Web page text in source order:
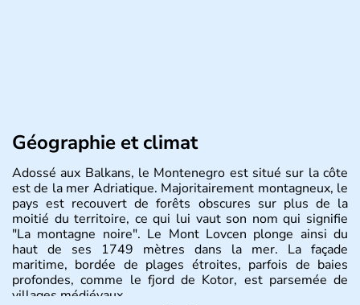
Géographie et climat
Adossé aux Balkans, le Montenegro est situé sur la côte
est de la mer Adriatique. Majoritairement montagneux, le
pays est recouvert de forêts obscures sur plus de la
moitié du territoire, ce qui lui vaut son nom qui signifie
"La montagne noire". Le Mont Lovcen plonge ainsi du
haut de ses 1749 mètres dans la mer. La façade
maritime, bordée de plages étroites, parfois de baies
profondes, comme le fjord de Kotor, est parsemée de
villages médiévaux.